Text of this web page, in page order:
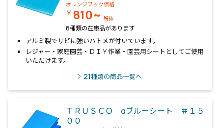
オレンジブック価格
￥ 810~ 税抜
8種類の在庫品があります
アルミ製でサビに強いハトメが付いています。
レジャー・家庭園芸・ＤＩＹ作業・園芸用シートとしてご使用
いただけます。
21種類の商品一覧へ
ＴＲＵＳＣＯ αブルーシート ＃１５
００